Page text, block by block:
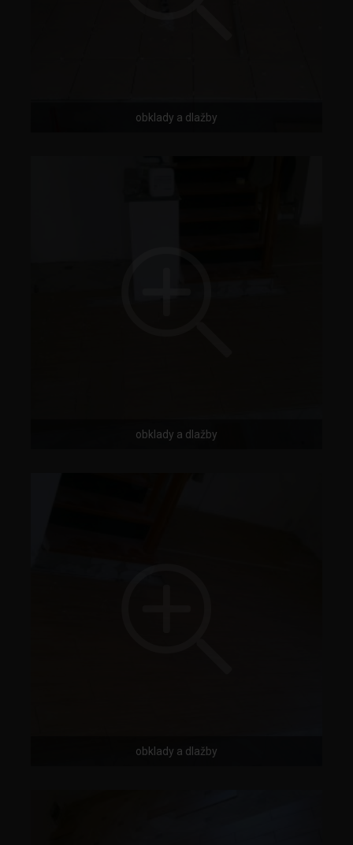
obklady a dlažby
obklady a dlažby
obklady a dlažby